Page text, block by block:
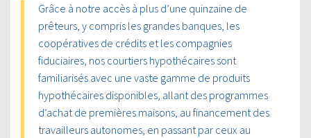
Grâce à notre accès à plus d’une quinzaine de
prêteurs, y compris les grandes banques, les
coopératives de crédits et les compagnies
fiduciaires, nos courtiers hypothécaires sont
familiarisés avec une vaste gamme de produits
hypothécaires disponibles, allant des programmes
d’achat de premières maisons, au financement des
travailleurs autonomes, en passant par ceux au